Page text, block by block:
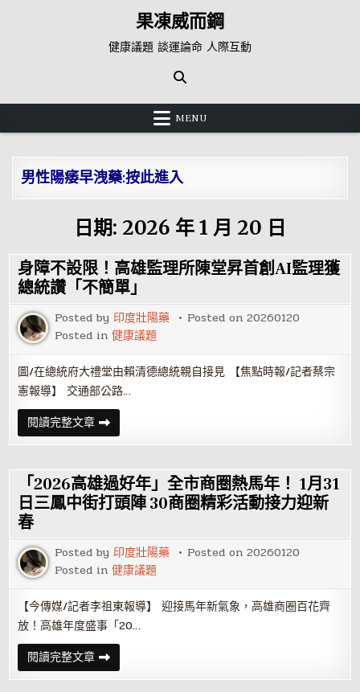
果凍威而鋼
健康議題 談運論命 人際互動
MENU
男性陽痿早洩藥:按此進入
日期: 2026 年 1 月 20 日
身障不設限！高雄監理所陳堂昇首創AI監理獲
總統讚「不簡單」
Posted by 印度壯陽藥 Posted on20260120
Posted in健康議題
圖/在總統府大禮堂由賴清德總統親自接見 【焦點時報/記者蔡宗
憲報導】 交通部公路…
閱讀完整文章身
障
不
限！
高
雄
監
理
堂
昇
首
創
AI
監
理
獲
總
統
讚
「不
簡
「2026高雄過好年」全市商圈熱馬年！ 1月31
日三鳳中街打頭陣 30商圈精彩活動接力迎新
春
Posted by 印度壯陽藥 Posted on20260120
Posted in健康議題
【今傳媒/記者李祖東報導】 迎接馬年新氣象，高雄商圈百花齊
放！高雄年度盛事「20…
閱讀完整文章「2026
高
雄